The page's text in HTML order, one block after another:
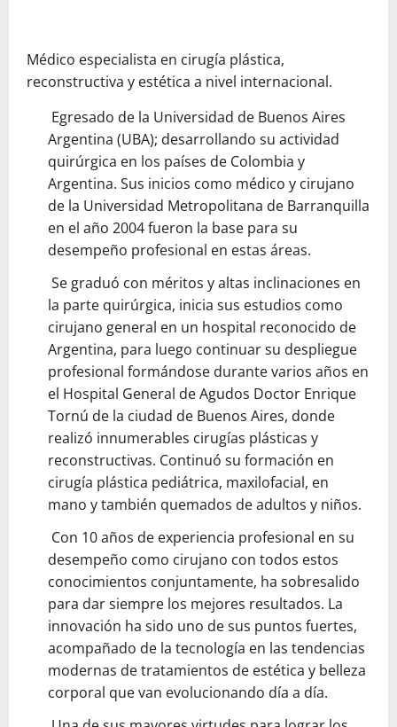
Médico especialista en cirugía plástica,
reconstructiva y estética a nivel internacional.
Egresado de la Universidad de Buenos Aires
Argentina (UBA); desarrollando su actividad
quirúrgica en los países de Colombia y
Argentina. Sus inicios como médico y cirujano
de la Universidad Metropolitana de Barranquilla
en el año 2004 fueron la base para su
desempeño profesional en estas áreas.
Se graduó con méritos y altas inclinaciones en
la parte quirúrgica, inicia sus estudios como
cirujano general en un hospital reconocido de
Argentina, para luego continuar su despliegue
profesional formándose durante varios años en
el Hospital General de Agudos Doctor Enrique
Tornú de la ciudad de Buenos Aires, donde
realizó innumerables cirugías plásticas y
reconstructivas. Continuó su formación en
cirugía plástica pediátrica, maxilofacial, en
mano y también quemados de adultos y niños.
Con 10 años de experiencia profesional en su
desempeño como cirujano con todos estos
conocimientos conjuntamente, ha sobresalido
para dar siempre los mejores resultados. La
innovación ha sido uno de sus puntos fuertes,
acompañado de la tecnología en las tendencias
modernas de tratamientos de estética y belleza
corporal que van evolucionando día a día.